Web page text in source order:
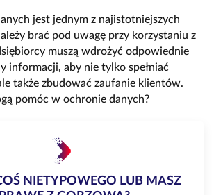
jest jednym z najistotniejszych
brać pod uwagę przy korzystaniu z
muszą wdrożyć odpowiednie
informacji, aby nie tylko spełniać
także zbudować zaufanie klientów.
pomóc w ochronie danych?
NIETYPOWEGO LUB MASZ